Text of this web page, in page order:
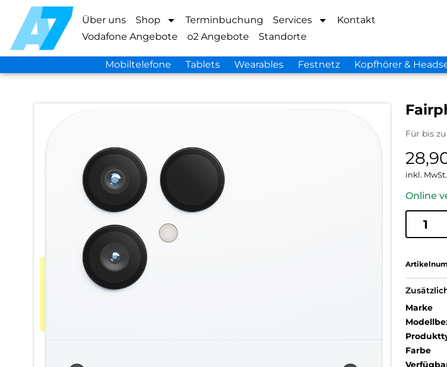
Über uns Shop Terminbuchung Services
Kontakt
Vodafone Angebote
o2 Angebote Standorte
Mobiltelefone Tablets Wearables Festnetz Kopfhörer &
Für bis
inkl. MwSt.
Online
Marke
Farbe